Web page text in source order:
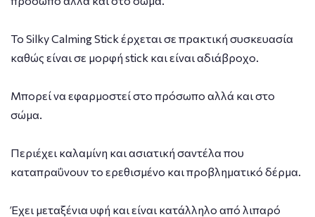
Το Silky Calming Stick έρχεται σε πρακτική συσκευασία
καθώς είναι σε μορφή stick και είναι αδιάβροχο.
Μπορεί να εφαρμοστεί στο πρόσωπο αλλά και στο
σώμα.
Περιέχει καλαμίνη και ασιατική σαντέλα που
καταπραΰνουν το ερεθισμένο και προβληματικό δέρμα.
Έχει μεταξένια υφή και είναι κατάλληλο από λιπαρό